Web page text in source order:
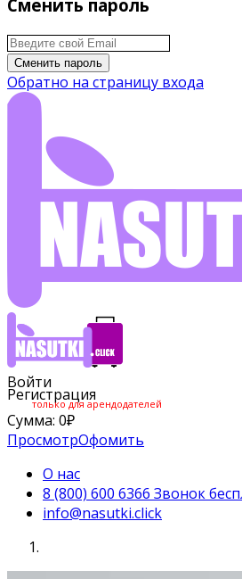
Сменить пароль
Сменить пароль
Обратно на страницу входа
Войти
Регистрация
только для арендодателей
Сумма: 0₽
ПросмотрОфомить
О нас
8 (800) 600 6366 Звонок
info@nasutki.click